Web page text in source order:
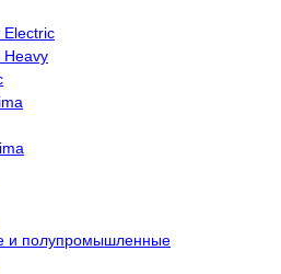
Electric
Heavy
и полупромышленные